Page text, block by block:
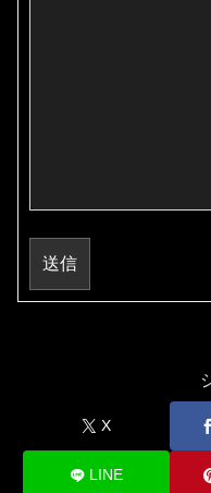
送信
X
LINE